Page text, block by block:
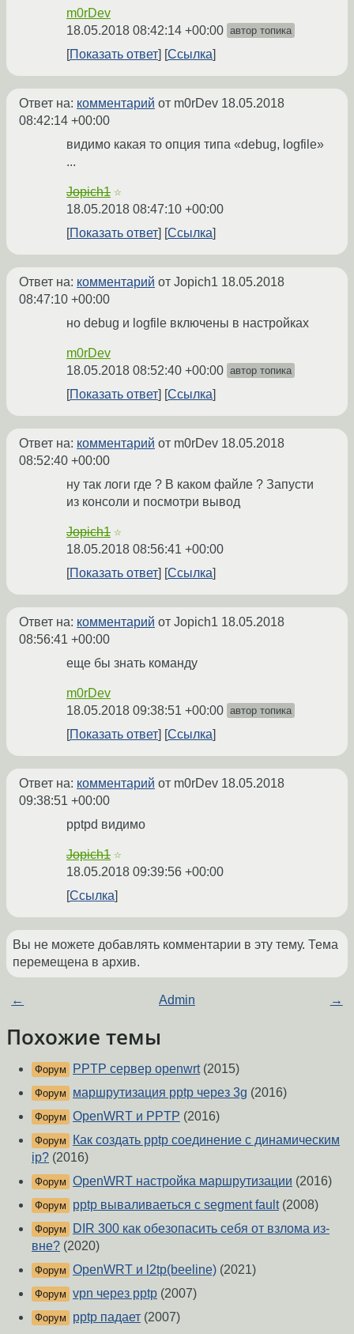
m0rDev
18.05.2018 08:42:14 +00:00 автор топика
Показать ответ Ссылка
Ответ на: комментарий от m0rDev 18.05.2018
08:42:14 +00:00
видимо какая то опция типа «debug, logfile»
...
Jopich1 ☆
18.05.2018 08:47:10 +00:00
Показать ответ
Ссылка
Ответ на: комментарий от Jopich1 18.05.2018
08:47:10 +00:00
но debug и logfile включены в настройках
m0rDev
18.05.2018 08:52:40 +00:00 автор топика
Показать ответ Ссылка
Ответ на: комментарий от m0rDev 18.05.2018
08:52:40 +00:00
ну так логи где ? В каком файле ? Запусти
из консоли и посмотри вывод
Jopich1 ☆
18.05.2018 08:56:41 +00:00
Показать ответ
Ссылка
Ответ на: комментарий от Jopich1 18.05.2018
08:56:41 +00:00
еще бы знать команду
m0rDev
18.05.2018 09:38:51 +00:00 автор топика
Показать ответ Ссылка
Ответ на: комментарий от m0rDev 18.05.2018
09:38:51 +00:00
pptpd видимо
Jopich1 ☆
18.05.2018 09:39:56 +00:00
Ссылка
Вы не можете добавлять комментарии в эту тему. Тема
перемещена в архив.
← Admin →
Похожие темы
Форум PPTP сервер openwrt(2015)
Форум маршрутизация pptp через 3g (2016)
Форум OpenWRT и PPTP (2016)
Форум
Как создать pptp соединение с динамическим
ip? (2016)
Форум OpenWRT настройка маршрутизации (2016)
Форум pptp вываливаеться с segment fault(2008)
Форум
DIR 300 как обезопасить себя от взлома из-
вне? (2020)
Форум OpenWRT и l2tp(beeline) (2021)
Форум vpn через pptp (2007)
Форум pptp падает (2007)